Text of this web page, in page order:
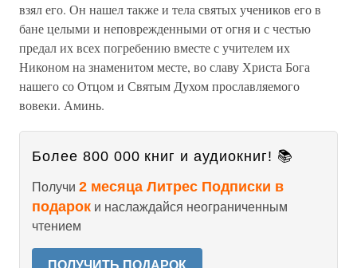
взял его. Он нашел также и тела святых учеников его в
бане целыми и неповрежденными от огня и с честью
предал их всех погребению вместе с учителем их
Никоном на знаменитом месте, во славу Христа Бога
нашего со Отцом и Святым Духом прославляемого
вовеки. Аминь.
Более 800 000 книг и аудиокниг! 📚
Получи 2 месяца Литрес Подписки в
подарок и наслаждайся неограниченным
чтением
ПОЛУЧИТЬ ПОДАРОК